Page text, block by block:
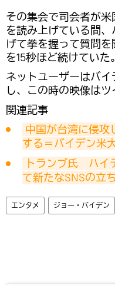
その集会で司会者が
を読み上げている間
げて拳を握って質問
を15秒ほど続けていた。
ネットユーザーはバ
し、この時の映像はツ
関連記事
中国が台湾に侵攻
する＝バイデン米
トランプ氏　ハ
て新たなSNSの立
エンタメ ジョー・バイデン